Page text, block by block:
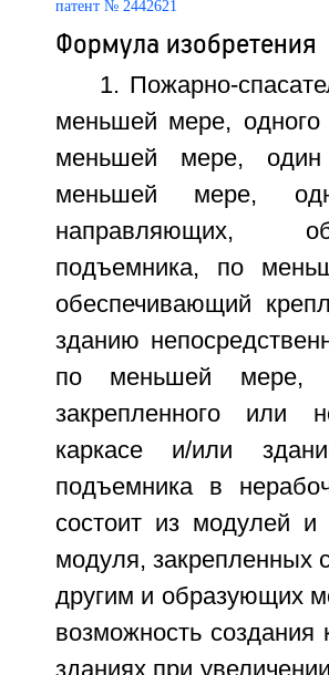
Формула изобретения
1. Пожарно-
меньшей мере,
меньшей мере,
меньшей мере,
направляющих,
подъемника, по
обеспечивающий
зданию
по меньшей мере,
закрепленного или
каркасе и/или
подъемника в
состоит из модулей
модуля, закрепленных
другим и образующих
возможность создания
зданиях при